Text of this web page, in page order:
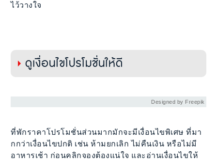
ไว้วางใจ
ดูเงื่อนไขโปรโมชั่นให้ดี
Designed by Freepik
ที่พักราคาโปรโมชั่นส่วนมากมักจะมีเงื่อนไขพิเศษ ที่มา
กกว่าเงื่อนไขปกติ เช่น ห้ามยกเลิก ไม่คืนเงิน หรือไม่มี
อาหารเช้า ก่อนคลิกจองต้องแน่ใจ และอ่านเงื่อนไขให้